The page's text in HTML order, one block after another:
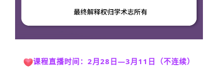
课程直播时间：2月28日—3月11日（不连续）